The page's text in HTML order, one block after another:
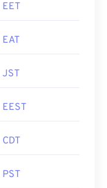
EET
EAT
JST
EEST
PST